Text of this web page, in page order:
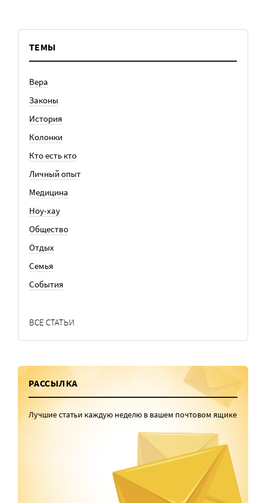
ТЕМЫ
Вера
Законы
История
Колонки
Кто есть кто
Личный опыт
Медицина
Ноу-хау
Общество
Отдых
Семья
События
ВСЕ СТАТЬИ
РАССЫЛКА
Лучшие статьи каждую неделю в вашем почтовом ящике